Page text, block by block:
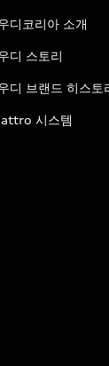
디코리아 소개
디 스토리
디 브랜드 히스토
시스템